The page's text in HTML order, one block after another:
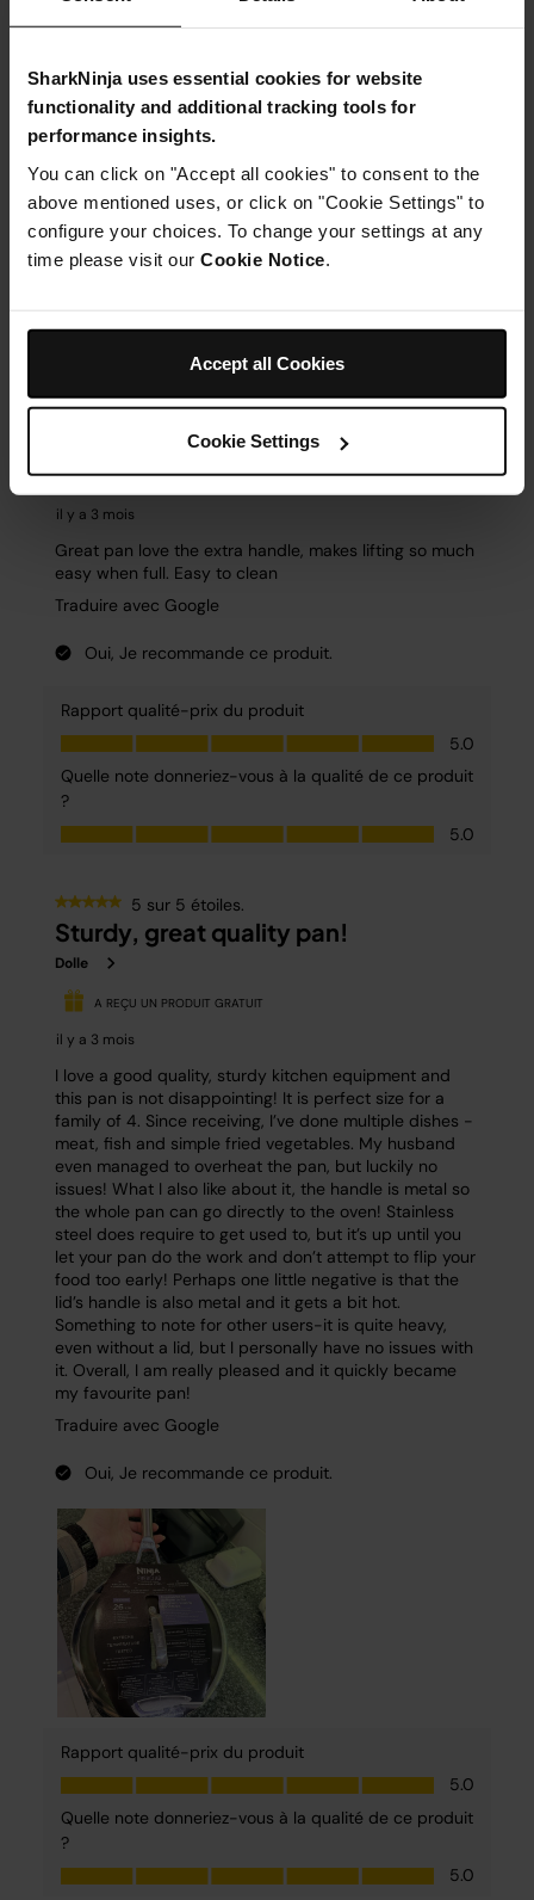
SharkNinja uses essential cookies for website
functionality and additional tracking tools for
performance insights.
You can click on "Accept all cookies" to consent to the
above mentioned uses, or click on "Cookie Settings" to
configure your choices. To change your settings at any
time please visit our Cookie Notice
Accept all Cookies
Cookie Settings